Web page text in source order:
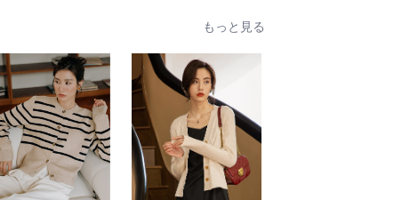
もっと見る